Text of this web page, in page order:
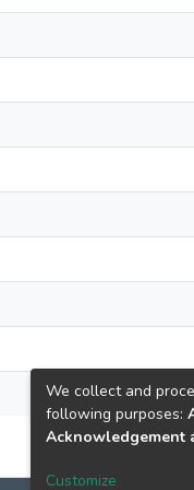
We collect and
following purposes:
Acknowledgement
Customize